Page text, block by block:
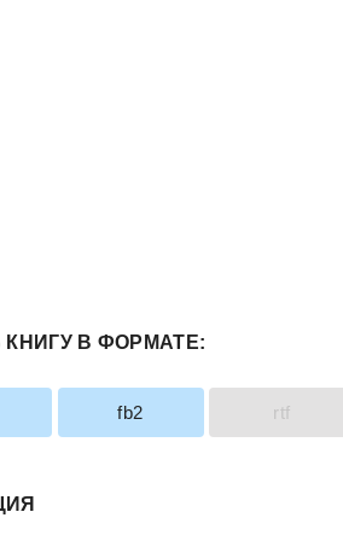
КНИГУ В ФОРМАТЕ:
fb2 rtf